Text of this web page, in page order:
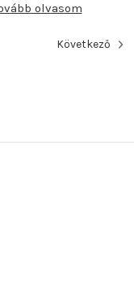
olvasom
Következő